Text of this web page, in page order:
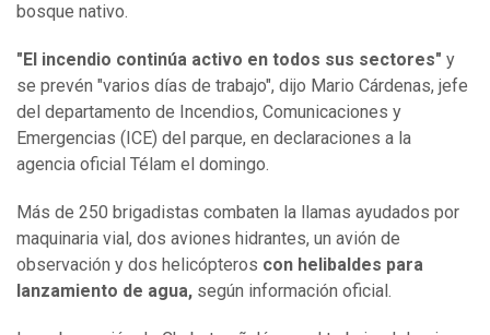
bosque nativo.
"El incendio continúa activo en todos sus sectores" y
se prevén "varios días de trabajo", dijo Mario Cárdenas, jefe
del departamento de Incendios, Comunicaciones y
Emergencias (ICE) del parque, en declaraciones a la
agencia oficial Télam el domingo.
Más de 250 brigadistas combaten la llamas ayudados por
maquinaria vial, dos aviones hidrantes, un avión de
observación y dos helicópteros con helibaldes para
lanzamiento de agua, según información oficial.